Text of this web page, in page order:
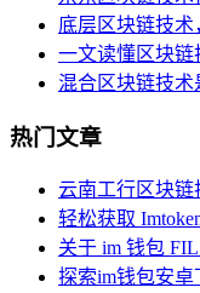
底层区块链技
一文读懂区块
混合区块链技
热门文章
云南工行区块
轻松获取
关于 im 钱包
探索im钱包安